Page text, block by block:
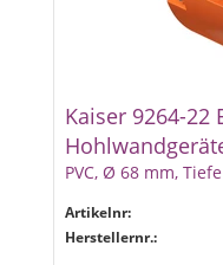
Kaiser 9264-22
PVC, Ø 68 mm,
Artikelnr:
Herstellernr.: